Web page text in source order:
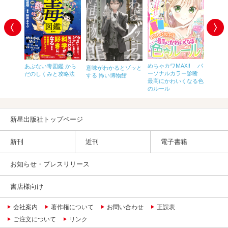
あぶない毒図鑑 から
だのしくみと攻略法
意味がわかるとゾッと
する 怖い博物館
めちゃカワMAX!! パ
ーソナルカラー診断
最高にかわいくなる色
のルール
新星出版社トップページ
新刊 近刊 電子書籍
お知らせ・プレスリリース
書店様向け
会社案内 著作権について お問い合わせ
正誤表
ご注文について
リンク